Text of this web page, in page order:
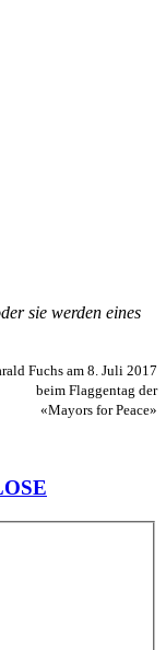
sie werden eines
Fuchs am 8. Juli 2017
beim Flaggentag der
«Mayors for Peace»